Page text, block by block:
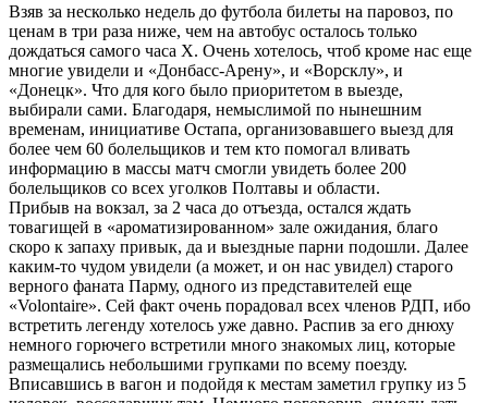
Взяв за несколько недель до футбола билеты на паровоз, по
ценам в три раза ниже, чем на автобус осталось только
дождаться самого часа Х. Очень хотелось, чтоб кроме нас еще
многие увидели и «Донбасс-Арену», и «Ворсклу», и
«Донецк». Что для кого было приоритетом в выезде,
выбирали сами. Благодаря, немыслимой по нынешним
временам, инициативе Остапа, организовавшего выезд для
более чем 60 болельщиков и тем кто помогал вливать
информацию в массы матч смогли увидеть более 200
болельщиков со всех уголков Полтавы и области.
Прибыв на вокзал, за 2 часа до отъезда, остался ждать
товагищей в «ароматизированном» зале ожидания, благо
скоро к запаху привык, да и выездные парни подошли. Далее
каким-то чудом увидели (а может, и он нас увидел) старого
верного фаната Парму, одного из представителей еще
«Volontaire». Сей факт очень порадовал всех членов РДП, ибо
встретить легенду хотелось уже давно. Распив за его днюху
немного горючего встретили много знакомых лиц, которые
размещались небольшими групками по всему поезду.
Вписавшись в вагон и подойдя к местам заметил групку из 5